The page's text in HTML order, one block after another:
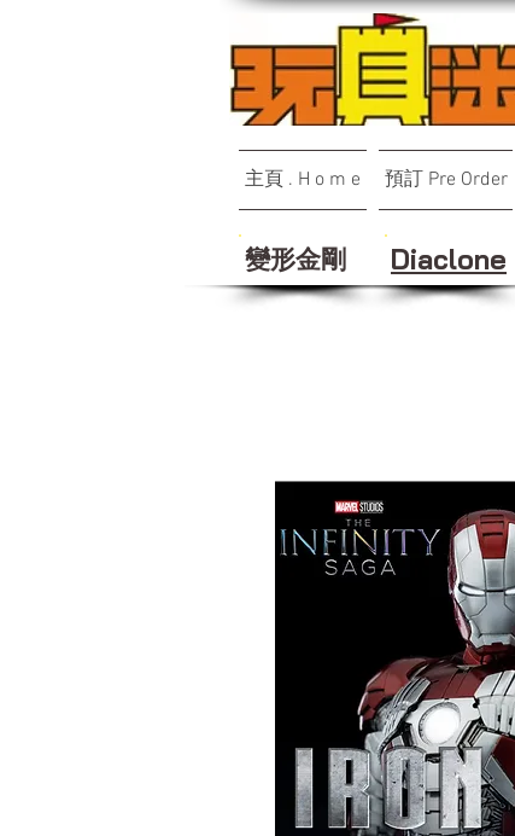
主頁 . H o m e 預訂 Pre Order
變形金剛 Diaclone